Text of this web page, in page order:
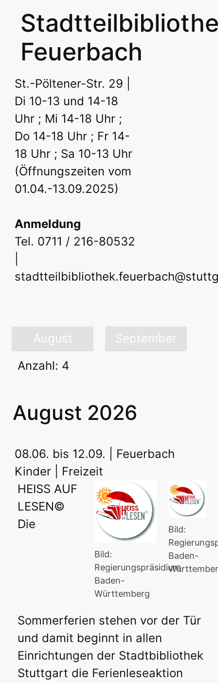
Feuerbach
St.-Pöltener-Str. 29 |
Di 10-13 und 14-18
Uhr ; Mi 14-18 Uhr ;
Do 14-18 Uhr ; Fr 14-
18 Uhr ; Sa 10-13 Uhr
(Öffnungszeiten vom
01.04.-13.09.2025)
Anmeldung
Tel. 0711 / 216-80532
August
September
Anzahl: 4
August 2026
08.06. bis 12.09. | Feuerbach
Kinder | Freizeit
Bild:
Baden-
Bild:
Regierungspräsidium
Baden-
Württemberg
HEISS AUF
LESEN©
Die
Sommerferien stehen vor der Tür
und damit beginnt in allen
Einrichtungen der Stadtbibliothek
Stuttgart die Ferienleseaktion